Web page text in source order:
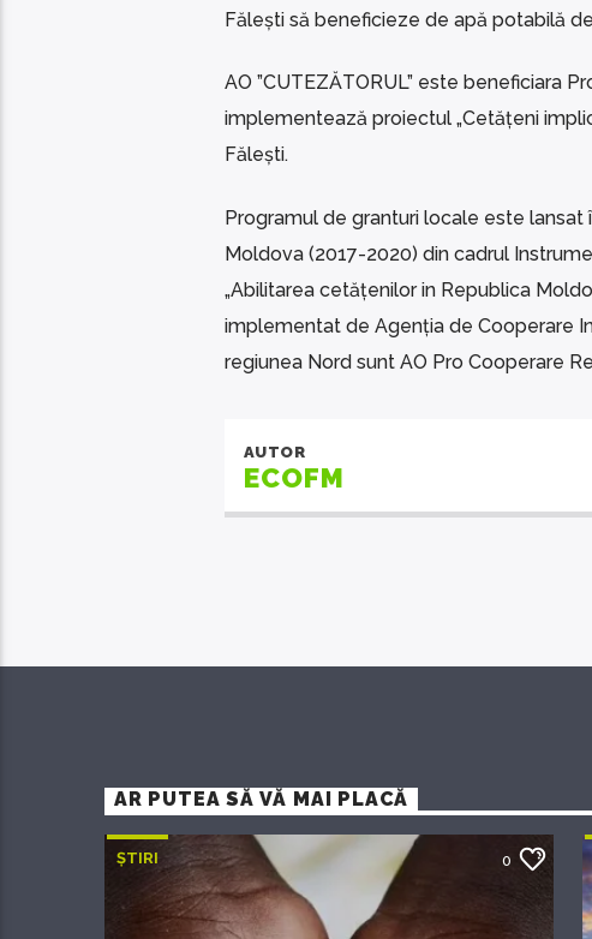
Fălești să beneficieze de apă potabilă
AO ”CUTEZĂTORUL” este beneficiara
implementează proiectul „Cetăţeni
Fălești.
Programul de granturi locale este lansat
Moldova (2017-2020) din cadrul
„Abilitarea cetățenilor in Republica
implementat de Agenția de Cooperare
regiunea Nord sunt AO Pro Cooperare
AUTOR
ECOFM
AR PUTEA SĂ VĂ MAI PLACĂ
ȘTIRI 0